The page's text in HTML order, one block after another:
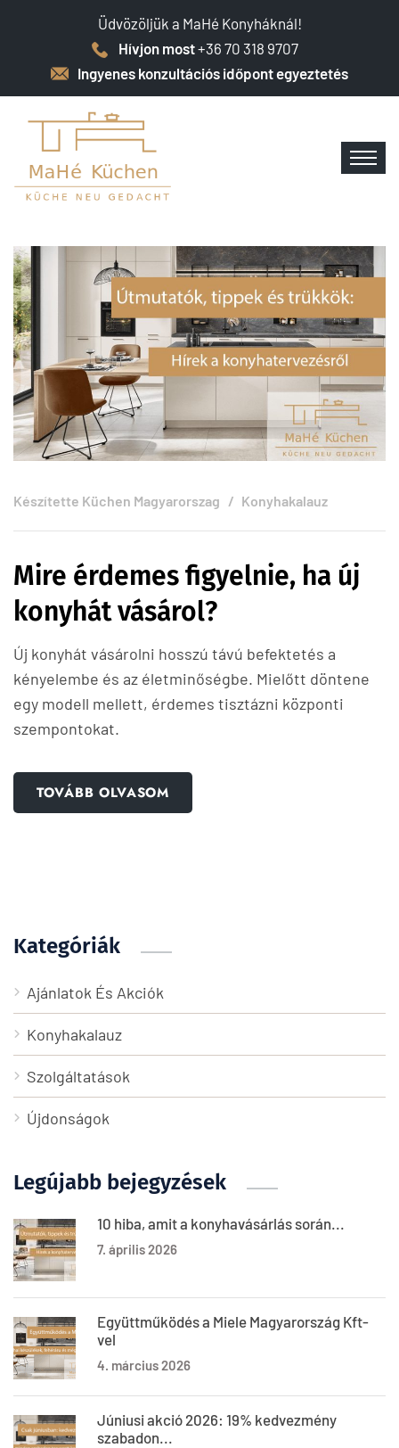
Üdvözöljük a MaHé Konyháknál!
Hívjon most+36 70 318 9707
Ingyenes konzultációs időpont egyeztetés
Készítette Küchen Magyarorszag Konyhakalauz
Mire érdemes figyelnie, ha új
konyhát vásárol?
Új konyhát vásárolni hosszú távú befektetés a
kényelembe és az életminőségbe. Mielőtt döntene
egy modell mellett, érdemes tisztázni központi
szempontokat.
TOVÁBB OLVASOM
Kategóriák
Ajánlatok És Akciók
Konyhakalauz
Szolgáltatások
Újdonságok
Legújabb bejegyzések
10 hiba, amit a konyhavásárlás során...
7. április 2026
Együttműködés a Miele Magyarország Kft-
vel
4. március 2026
Júniusi akció 2026: 19% kedvezmény
szabadon...